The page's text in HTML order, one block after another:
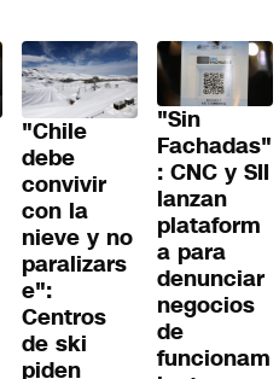
"Chile
debe
convivir
con la
nieve y no
paralizars
e":
Centros
de ski
piden
"Sin
Fachadas"
: CNC y SII
lanzan
plataform
a para
denunciar
negocios
de
funcionam